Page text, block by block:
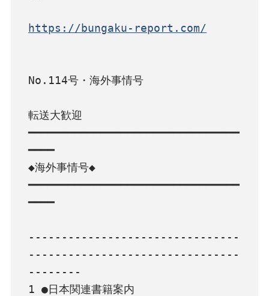
https://bungaku-report.com/
No.114号・海外事情号
転送大歓迎
━━━━━━━━━━━━━━━━━━━━━━━━━━━━━━━━
━━━━
◆海外事情号◆
━━━━━━━━━━━━━━━━━━━━━━━━━━━━━━━━
━━━━
--------------------------------
--------------------------------
--------
1 ●日本関連書籍案内